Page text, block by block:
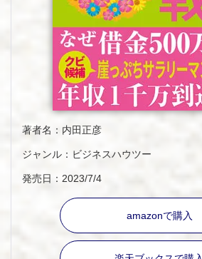
著者名：内田正彦
ジャンル：ビジネスハウツー
発売日：2023/7/4
amazonで購入